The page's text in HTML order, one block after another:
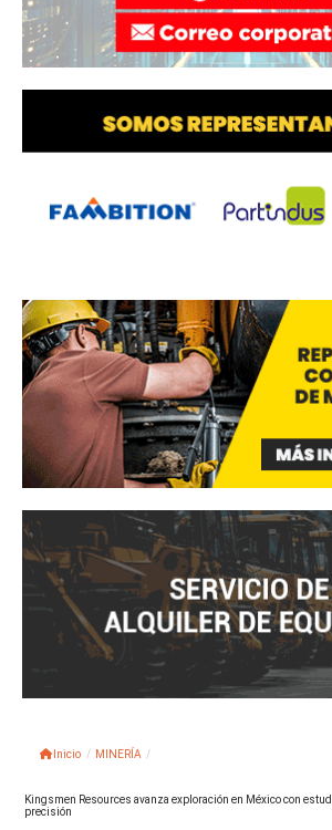
Inicio / MINERÍA /
Kingsmen Resources avanza exploración en México con
precisión